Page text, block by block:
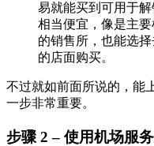
易就能买到可用于
相当便宜，像是主
的销售所，也能选
的店面购买。
不过就如前面所说的，能
一步非常重要。
步骤 2 – 使用机场服